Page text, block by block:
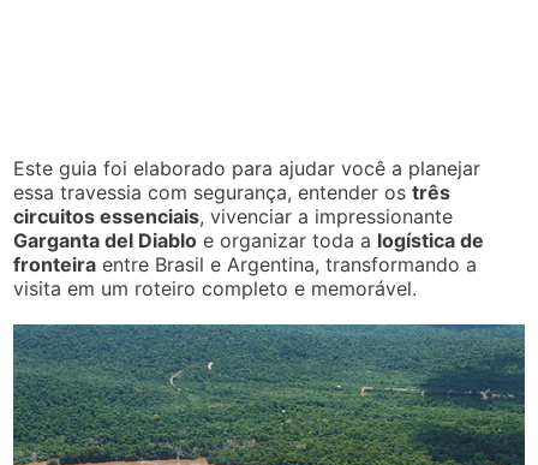
Este guia foi elaborado para ajudar você a planejar
essa travessia com segurança, entender ostrês
circuitos essenciais, vivenciar a impressionante
Garganta del Diablo e organizar toda a logística de
fronteira entre Brasil e Argentina, transformando a
visita em um roteiro completo e memorável.